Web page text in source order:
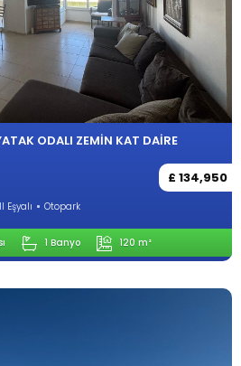
ODALI ZEMIN KAT DAIRE
£ 134,950
Eşyalı Otopark
1 Banyo 120 m²